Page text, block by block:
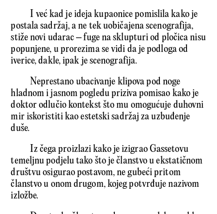
I već kad je ideja kupaonice pomislila kako je
postala sadržaj, a ne tek uobičajena scenografija,
stiže novi udarac – fuge na sklupturi od pločica nisu
popunjene, u prorezima se vidi da je podloga od
iverice, dakle, ipak je scenografija.
Neprestano ubacivanje klipova pod noge
hladnom i jasnom pogledu priziva pomisao kako je
doktor odlučio kontekst što mu omogućuje duhovni
mir iskoristiti kao estetski sadržaj za uzbuđenje
duše.
Iz čega proizlazi kako je izigrao Gassetovu
temeljnu podjelu tako što je članstvo u ekstatičnom
društvu osigurao postavom, ne gubeći pritom
članstvo u onom drugom, kojeg potvrđuje nazivom
izložbe.